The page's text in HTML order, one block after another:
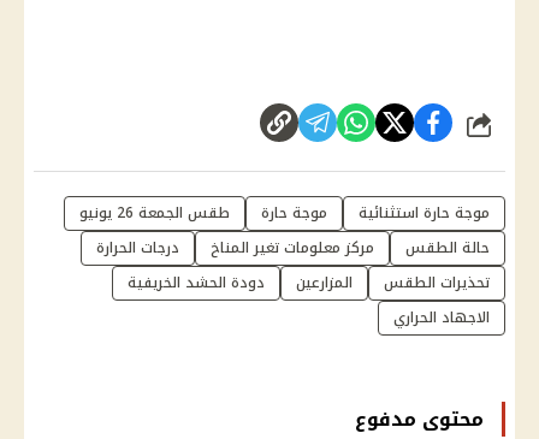
شارك
موجة حارة استثنائية موجة حارة
طقس الجمعة 26 يونيو
حالة الطقس
مركز معلومات تغير المناخ
درجات الحرارة
تحذيرات الطقس
المزارعين
دودة الحشد الخريفية
الاجهاد الحراري
محتوى مدفوع